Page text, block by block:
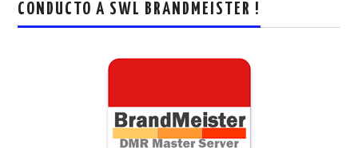
CONDUCTO A SWL BRANDMEISTER !